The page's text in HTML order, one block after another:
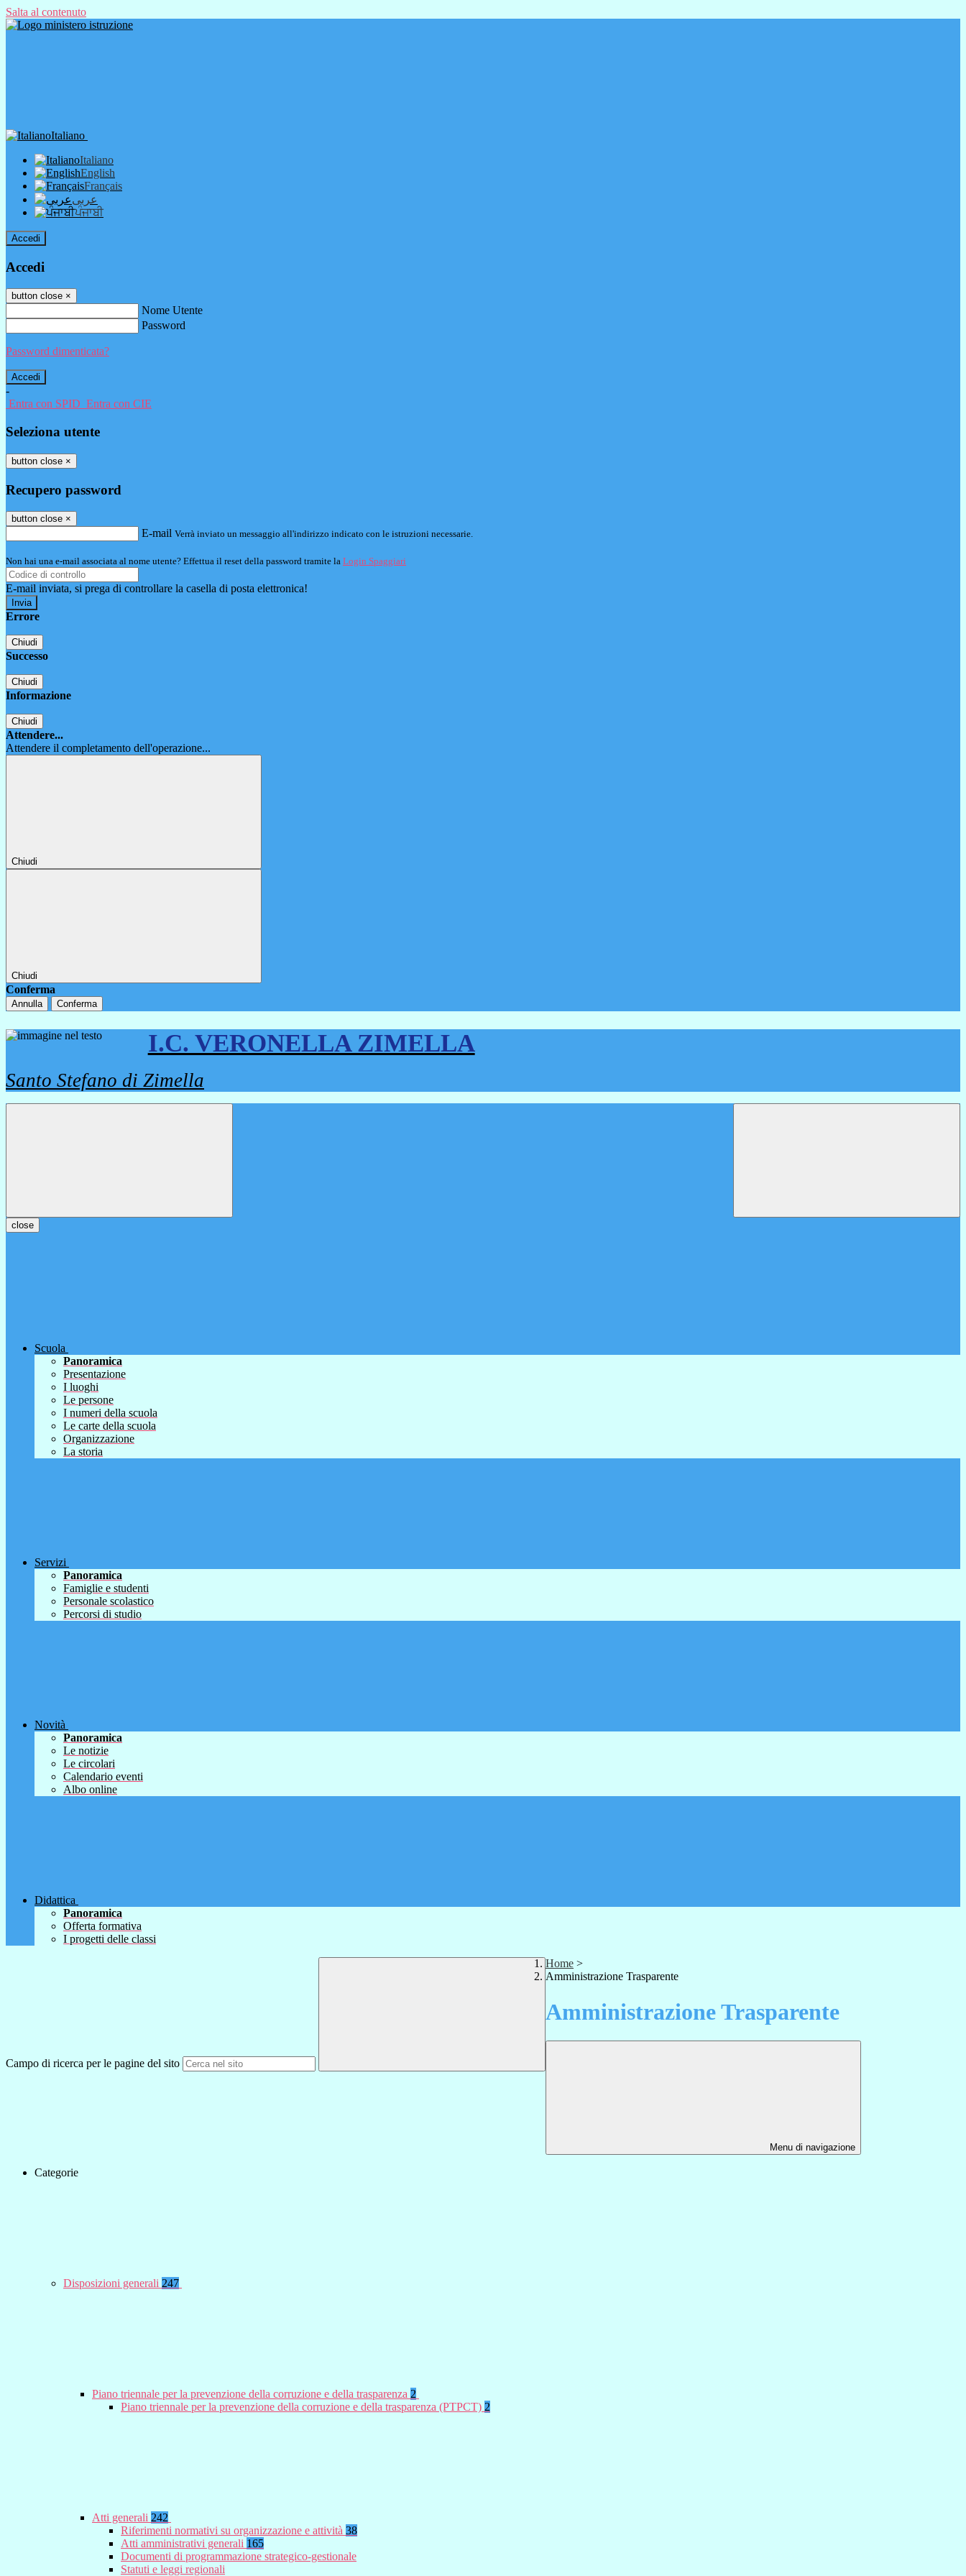
Salta al contenuto
Italiano
Italiano
English
Français
عربى
ਪੰਜਾਬੀ
Accedi
Accedi
button close ×
Nome Utente
Password
Password dimenticata?
-
Entra con SPID Entra con CIE
Seleziona utente
button close ×
Recupero password
button close ×
E-mail Verrà inviato un messaggio all'indirizzo indicato con le istruzioni necessarie.
Non hai una e-mail associata al nome utente? Effettua il reset della password tramite la Login Spaggiari
E-mail inviata, si prega di controllare la casella di posta elettronica!
Errore
Chiudi
Successo
Chiudi
Informazione
Chiudi
Attendere...
Attendere il completamento dell'operazione...
Chiudi
Chiudi
Conferma
Annulla Conferma
I.C. VERONELLA ZIMELLA
Santo Stefano di Zimella
close
Scuola
Panoramica
Presentazione
I luoghi
Le persone
I numeri della scuola
Le carte della scuola
Organizzazione
La storia
Servizi
Panoramica
Famiglie e studenti
Personale scolastico
Percorsi di studio
Novità
Panoramica
Le notizie
Le circolari
Calendario eventi
Albo online
Didattica
Panoramica
Offerta formativa
I progetti delle classi
Campo di ricerca per le pagine del sito
Home >
Amministrazione Trasparente
Amministrazione Trasparente
Menu di navigazione
Categorie
Disposizioni generali 247
Piano triennale per la prevenzione della corruzione e della trasparenza 2
Piano triennale per la prevenzione della corruzione e della trasparenza (PTPCT) 2
Atti generali 242
Riferimenti normativi su organizzazione e attività 38
Atti amministrativi generali 165
Documenti di programmazione strategico-gestionale
Statuti e leggi regionali